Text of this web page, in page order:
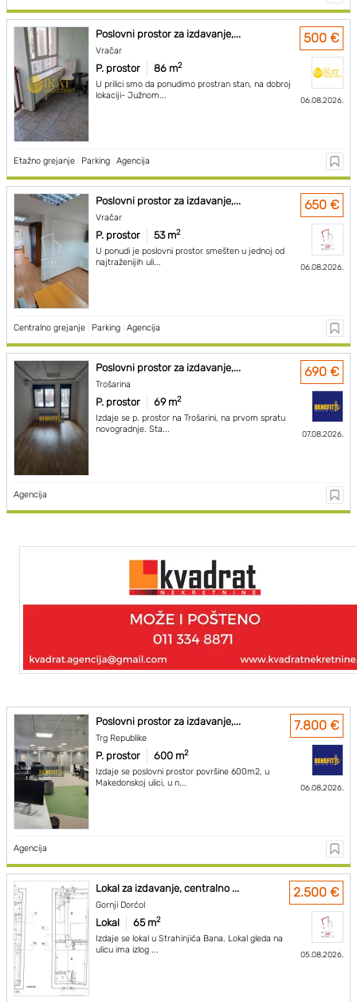
Poslovni prostor za izdavanje,...
Vračar
P. prostor 86 m2
U prilici smo da ponudimo prostran stan, na dobroj
lokaciji- Južnom...
500 €
06.08.2026.
Etažno grejanje Parking Agencija
Poslovni prostor za izdavanje,...
Vračar
P. prostor 53 m2
U ponudi je poslovni prostor smešten u jednoj od
najtraženijih uli...
650 €
06.08.2026.
Centralno grejanje Parking Agencija
Poslovni prostor za izdavanje,...
Trošarina
P. prostor 69 m2
Izdaje se p. prostor na Trošarini, na prvom spratu
novogradnje. Sta...
690 €
07.08.2026.
Agencija
Poslovni prostor za izdavanje,...
Trg Republike
P. prostor 600 m2
Izdaje se poslovni prostor površine 600m2, u
Makedonskoj ulici, u n...
7.800 €
06.08.2026.
Agencija
Lokal za izdavanje, centralno ...
Gornji Dorćol
Lokal 65 m2
Izdaje se lokal u Strahinjića Bana. Lokal gleda na
ulicu ima izlog ...
2.500 €
05.08.2026.